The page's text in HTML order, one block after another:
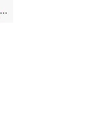
A
lsodong Maxwell